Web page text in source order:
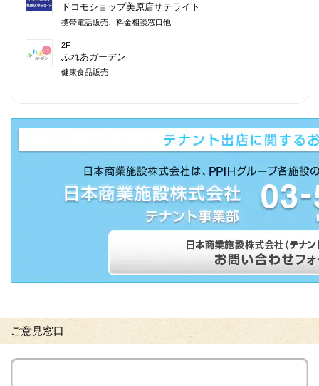
ドコモショップ美原店サテライト
携帯電話販売、料金相談窓口他
2F
ふれあガーデン
健康食品販売
ご意見窓口